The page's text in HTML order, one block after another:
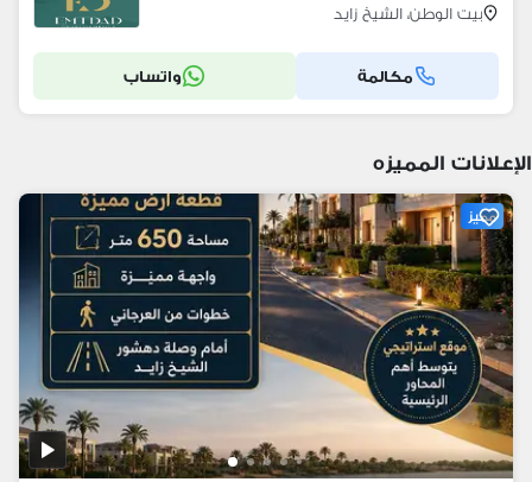
بيت الوطن، الشيخ زايد
مكالمة واتساب
الإعلانات المميزه
مميز